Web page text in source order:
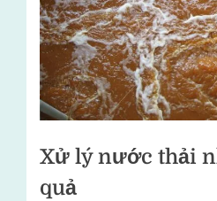
i
t
r
ư
ờ
n
lý
rác
thải
–
Tư
vấn
môi
Xử lý nước thải
quả